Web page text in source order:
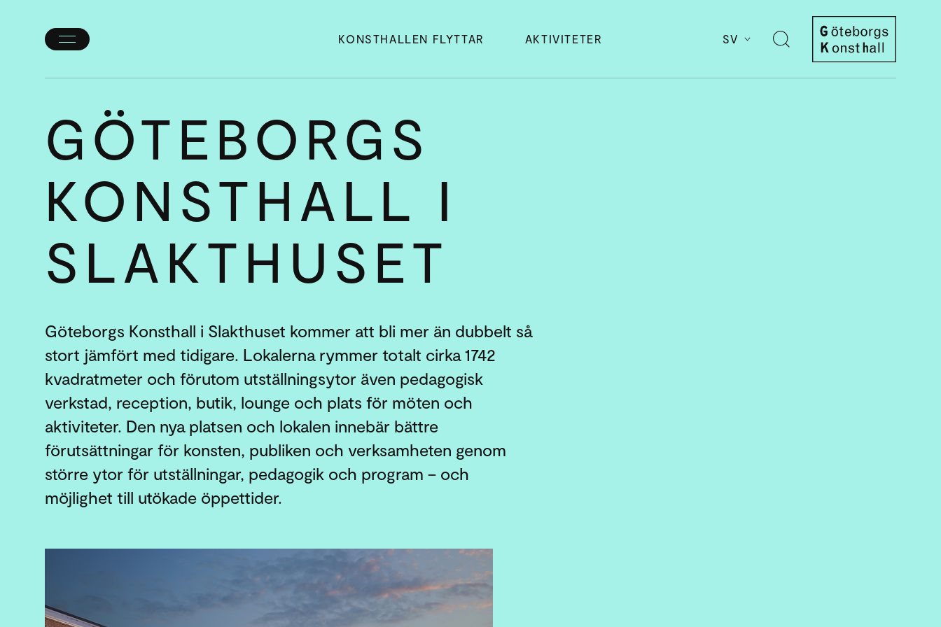
Öppna/stäng
KONSTHALLEN FLYTTAR AKTIVITETER SV
Öppna
GÖTEBORGS
KONSTHALL I
SLAKT­HUSET
Göteborgs Konsthall i Slakthuset kommer att bli mer än dubbelt så
stort jämfört med tidigare. Lokalerna rymmer totalt cirka 1742
kvadratmeter och förutom utställningsytor även pedagogisk
verkstad, reception, butik, lounge och plats för möten och
aktiviteter. Den nya platsen och lokalen innebär bättre
förutsättningar för konsten, publiken och verksamheten genom
större ytor för utställningar, pedagogik och program – och
möjlighet till utökade öppettider.